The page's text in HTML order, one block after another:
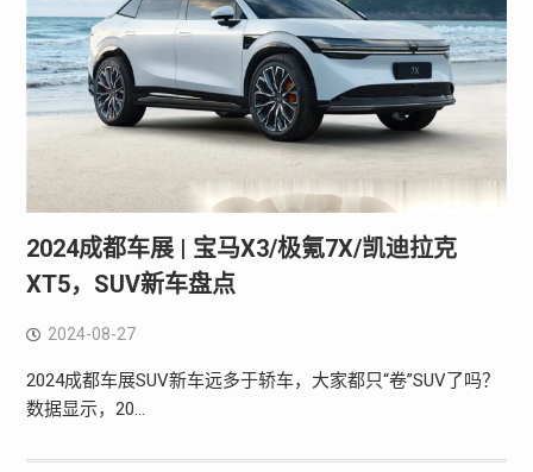
2024成都车展 | 宝马X3/极氪7X/凯迪拉克
XT5，SUV新车盘点
2024-08-27
2024成都车展SUV新车远多于轿车，大家都只“卷”SUV了吗？
数据显示，20…